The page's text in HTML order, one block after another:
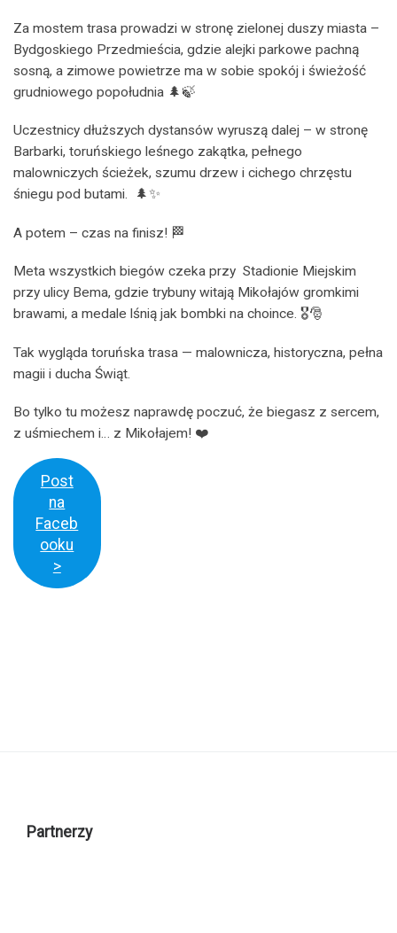
Za mostem trasa prowadzi w stronę zielonej duszy miasta –
Bydgoskiego Przedmieścia, gdzie alejki parkowe pachną
sosną, a zimowe powietrze ma w sobie spokój i świeżość
grudniowego popołudnia 🌲🍃
Uczestnicy dłuższych dystansów wyruszą dalej – w stronę
Barbarki, toruńskiego leśnego zakątka, pełnego
malowniczych ścieżek, szumu drzew i cichego chrzęstu
śniegu pod butami.
🌲✨
A potem – czas na finisz! 🏁
Meta wszystkich biegów czeka przy Stadionie Miejskim
przy ulicy Bema, gdzie trybuny witają Mikołajów gromkimi
brawami, a medale lśnią jak bombki na choince. 🎖️🎅
Tak wygląda toruńska trasa — malownicza, historyczna, pełna
magii i ducha Świąt.
Bo tylko tu możesz naprawdę poczuć, że biegasz z sercem,
z uśmiechem i… z Mikołajem! ❤️
Post
na
Faceb
ooku
>
Partnerzy